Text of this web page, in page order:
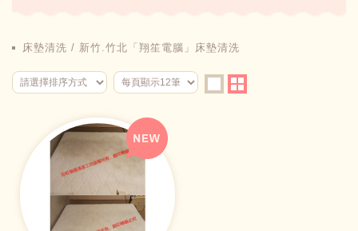
床墊清洗 新竹.竹北「翔笙電腦」床墊清洗